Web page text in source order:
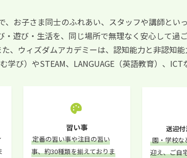
、お子さま同士のふれあい、スタッフや講師とい
・遊び・生活を、同じ場所で無理なく安心して過
た、ウィズダムアカデミーは、認知能力と非認知
学び）やSTEAM、LANGUAGE（英語教育）、
習い事
定番の習い事や注目の習い
事、約30種類を揃えておりま
送迎
園・学校な
迎え、ご自